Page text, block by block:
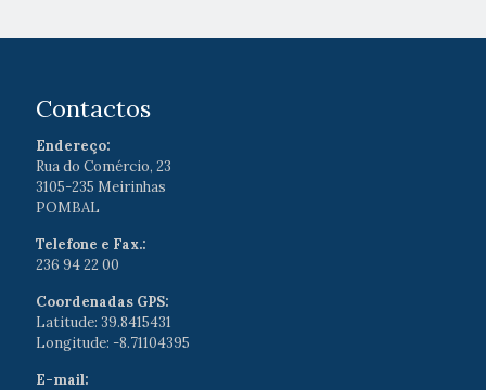
Contactos
Endereço:
Rua do Comércio, 23
3105-235 Meirinhas
POMBAL
Telefone e Fax.:
236 94 22 00
Coordenadas GPS:
Latitude: 39.8415431
Longitude: -8.71104395
E-mail: